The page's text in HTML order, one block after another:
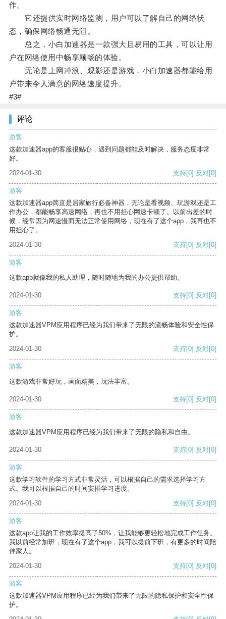
作。
它还提供实时网络监测，用户可以了解自己的网络状
态，确保网络畅通无阻。
总之，小白加速器是一款强大且易用的工具，可以让用
户在网络使用中畅享顺畅的体验。
无论是上网冲浪、观影还是游戏，小白加速器都能给用
户带来令人满意的网络速度提升。
#3#
评论
游客
这款加速器app的客服很贴心，遇到问题都能及时解决，服务态度非常
好。
2024-01-30
支持[0] 反对[0]
游客
这款加速器app简直是居家旅行必备神器，无论是看视频、玩游戏还是工
作办公，都能畅享高速网络，再也不用担心网速卡顿了。以前出差的时
候，经常因为网速慢而无法正常使用网络，现在有了这个app，我再也不
用担心了。
2024-01-30
支持[0] 反对[0]
游客
这款app就像我的私人助理，随时随地为我的办公提供帮助。
2024-01-30 支持[0] 反对[0]
游客
这款加速器VPM应用程序已经为我们带来了无限的流畅体验和安全性保
护。
2024-01-30
支持[0] 反对[0]
游客
这款游戏非常好玩，画面精美，玩法丰富。
2024-01-30 支持[0] 反对[0]
游客
这款加速器VPM应用程序已经为我们带来了无限的隐私和自由。
2024-01-30 支持[0] 反对[0]
游客
这款学习软件的学习方式非常灵活，可以根据自己的需求选择学习方
式。我可以根据自己的时间安排学习进度。
2024-01-30
支持[0] 反对[0]
游客
这款app让我的工作效率提高了50%，让我能够更轻松地完成工作任务。
我以前经常加班，现在有了这个app，我可以提前下班，有更多的时间陪
伴家人。
2024-01-30
支持[0] 反对[0]
游客
这款加速器VPM应用程序已经为我们带来了无限的隐私保护和安全性保
护。